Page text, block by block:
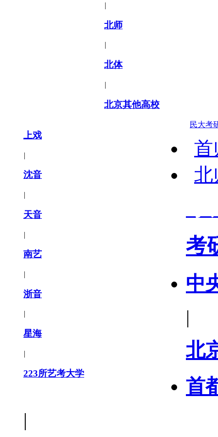
|
北师
|
北体
|
北京其他高校
上戏
|
沈音
|
天音
|
南艺
|
浙音
|
星海
|
223所艺考大学
民大考
首
北
考
中
|
北
首
|